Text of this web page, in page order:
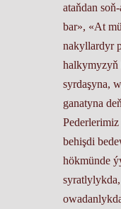
ataňdan
bar», «At
nakyllardyr
halkymyzyň
syrdaşyna,
ganatyna
behişdi
hökmünde